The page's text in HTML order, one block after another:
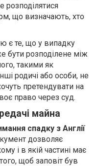
розподілятися
що визначають, хто
є те, що у випадку
бути розподілене між
такими як
родичі або особи, не
претендувати на
право через суд.
майна
спадку з Англії
дозволяє
і в якій частині має
щоб заповіт був